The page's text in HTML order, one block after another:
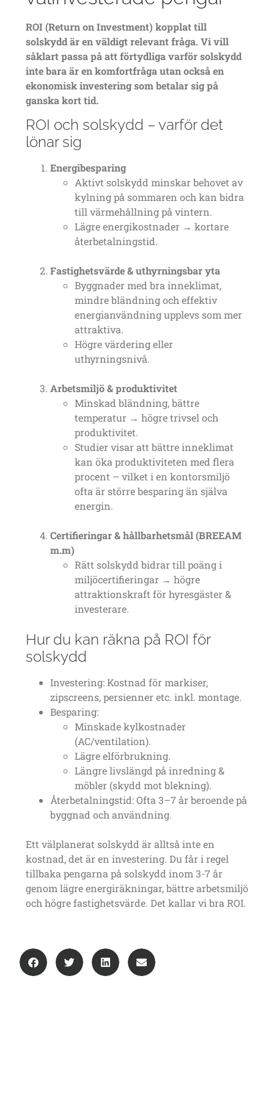
ROI (Return on Investment) kopplat till
solskydd är en väldigt relevant fråga. Vi vill
såklart passa på att förtydliga varför solskydd
inte bara är en komfortfråga utan också en
ekonomisk investering som betalar sig på
ganska kort tid.
ROI och solskydd – varför det
lönar sig
Energibesparing
Aktivt solskydd minskar behovet av
kylning på sommaren och kan bidra
till värmehållning på vintern.
Lägre energikostnader → kortare
återbetalningstid.
Fastighetsvärde & uthyrningsbar yta
Byggnader med bra inneklimat,
mindre bländning och effektiv
energianvändning upplevs som mer
attraktiva.
Högre värdering eller
uthyrningsnivå.
Arbetsmiljö & produktivitet
Minskad bländning, bättre
temperatur → högre trivsel och
produktivitet.
Studier visar att bättre inneklimat
kan öka produktiviteten med flera
procent – vilket i en kontorsmiljö
ofta är större besparing än själva
energin.
Certifieringar & hållbarhetsmål (BREEAM
m.m)
Rätt solskydd bidrar till poäng i
miljöcertifieringar → högre
attraktionskraft för hyresgäster &
investerare.
Hur du kan räkna på ROI för
solskydd
Investering: Kostnad för markiser,
zipscreens, persienner etc. inkl. montage.
Besparing:
Minskade kylkostnader
(AC/ventilation).
Lägre elförbrukning.
Längre livslängd på inredning &
möbler (skydd mot blekning).
Återbetalningstid: Ofta 3–7 år beroende på
byggnad och användning.
Ett välplanerat solskydd är alltså inte en
kostnad, det är en investering. Du får i regel
tillbaka pengarna på solskydd inom 3-7 år
genom lägre energiräkningar, bättre arbetsmiljö
och högre fastighetsvärde. Det kallar vi bra ROI.